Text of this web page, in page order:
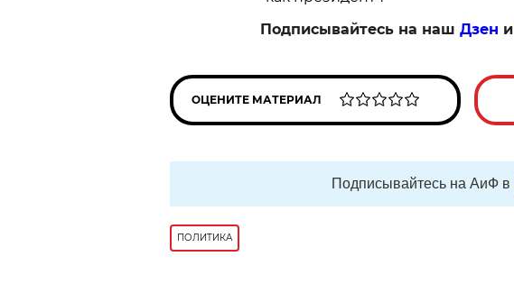
Подписывайтесь на наш Дзен и
ОЦЕНИТЕ МАТЕРИАЛ
Подписывайтесь на АиФ в
ПОЛИТИКА